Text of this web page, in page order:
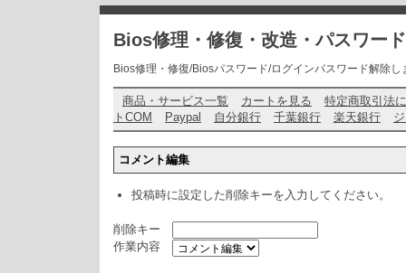
Bios修理・修復・改造・パスワー
Bios修理・修復/Biosパスワード/ログインパスワード解除
商品・サービス一覧 カートを見る
特定商取引法
トCOM
Paypal 自分銀行 千葉銀行 楽天銀行
コメント編集
投稿時に設定した削除キーを入力してください。
削除キー
作業内容